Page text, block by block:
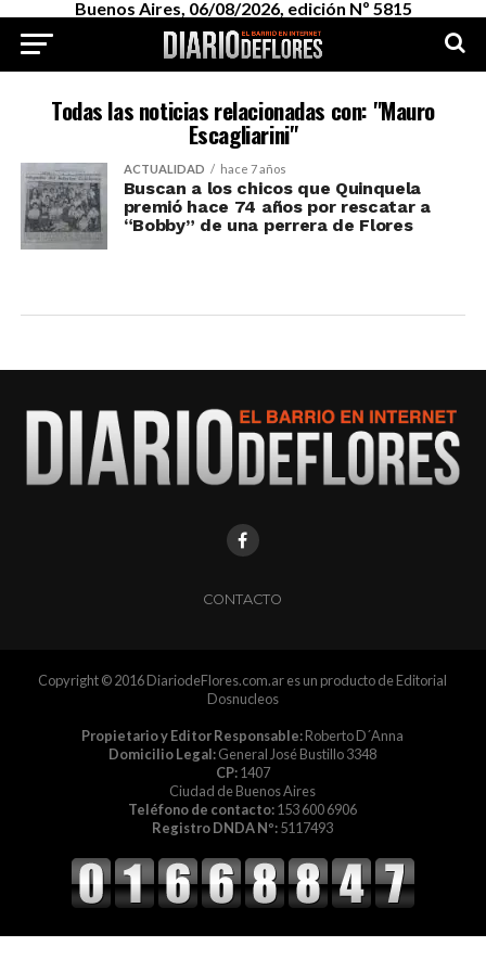
Buenos Aires, 06/08/2026, edición Nº 5815
Todas las noticias relacionadas con: "Mauro
Escagliarini"
ACTUALIDAD hace 7 años
Buscan a los chicos que Quinquela
premió hace 74 años por rescatar a
“Bobby” de una perrera de Flores
CONTACTO
Copyright © 2016 DiariodeFlores.com.ar es un producto de Editorial
Dosnucleos
Propietario y Editor Responsable:Roberto D´Anna
Domicilio Legal:General José Bustillo 3348
CP:1407
Ciudad de Buenos Aires
Teléfono de contacto:153 600 6906
Registro DNDA Nº:5117493